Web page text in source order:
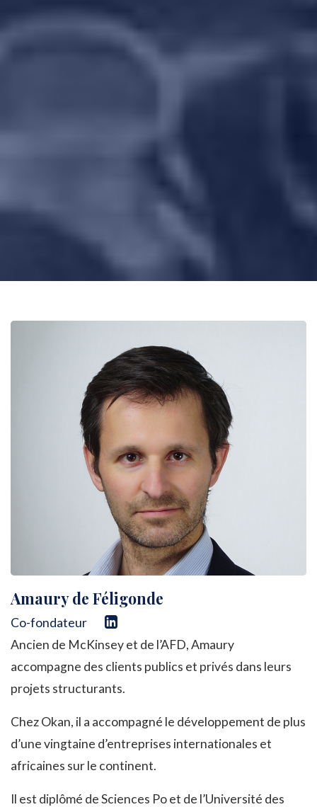
Amaury de Féligonde
Co-fondateur
Ancien de McKinsey et de l’AFD, Amaury
accompagne des clients publics et privés dans leurs
projets structurants.
Chez Okan, il a accompagné le développement de plus
d’une vingtaine d’entreprises internationales et
africaines sur le continent.
Il est diplômé de Sciences Po et de l’Université des